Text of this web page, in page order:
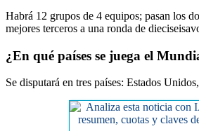
Habrá 12 grupos de 4 equipos; pasan los
mejores terceros a una ronda de
¿En qué países se juega el
Se disputará en tres países: Estados